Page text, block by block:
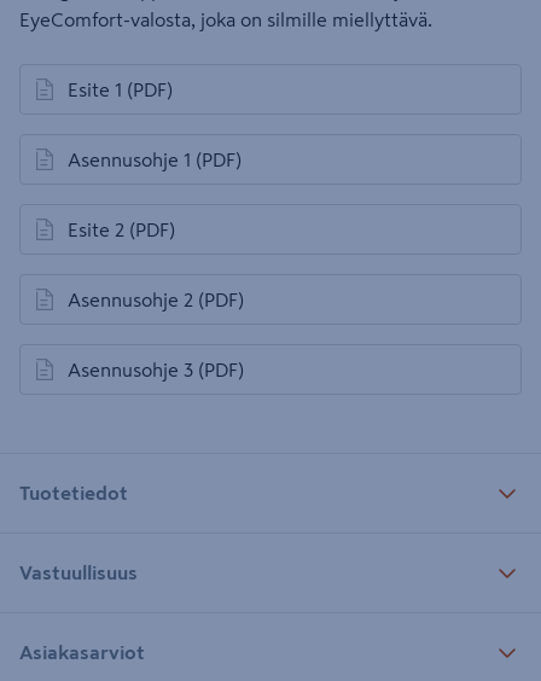
EyeComfort-valosta, joka on silmille miellyttävä.
Esite 1 (PDF)
avautuu uuteen välilehteen
Asennusohje 1 (PDF)
avautuu uuteen välilehteen
Esite 2 (PDF)
avautuu uuteen välilehteen
Asennusohje 2 (PDF)
avautuu uuteen välilehteen
Asennusohje 3 (PDF)
avautuu uuteen välilehteen
Tuotetiedot
Vastuullisuus
Asiakasarviot